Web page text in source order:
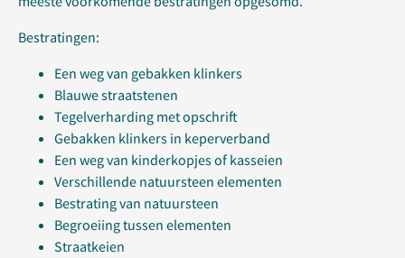
Bestratingen:
Een weg van gebakken klinkers
Blauwe straatstenen
Tegelverharding met opschrift
Gebakken klinkers in keperverband
Een weg van kinderkopjes of kasseien
Verschillende natuursteen elementen
Bestrating van natuursteen
Begroeiing tussen elementen
Straatkeien